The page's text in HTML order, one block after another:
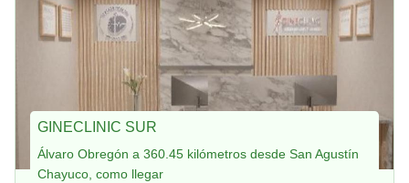
GINECLINIC SUR
Álvaro Obregón a 360.45 kilómetros desde San Agustín
Chayuco, como llegar